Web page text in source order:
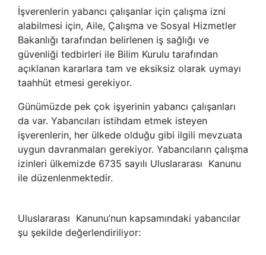
İşverenlerin yabancı çalışanlar için çalışma izni
alabilmesi için, Aile, Çalışma ve Sosyal Hizmetler
Bakanlığı tarafından belirlenen iş sağlığı ve
güvenliği tedbirleri ile Bilim Kurulu tarafından
açıklanan kararlara tam ve eksiksiz olarak uymayı
taahhüt etmesi gerekiyor.
Günümüzde pek çok işyerinin yabancı çalışanları
da var. Yabancıları istihdam etmek isteyen
işverenlerin, her ülkede olduğu gibi ilgili mevzuata
uygun davranmaları gerekiyor. Yabancıların çalışma
izinleri ülkemizde 6735 sayılı Uluslararası Kanunu
ile düzenlenmektedir.
Uluslararası Kanunu’nun kapsamındaki yabancılar
şu şekilde değerlendiriliyor: